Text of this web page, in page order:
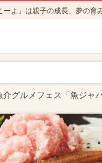
よ」は親子の成長、夢の育
介グルメフェス「魚ジャ